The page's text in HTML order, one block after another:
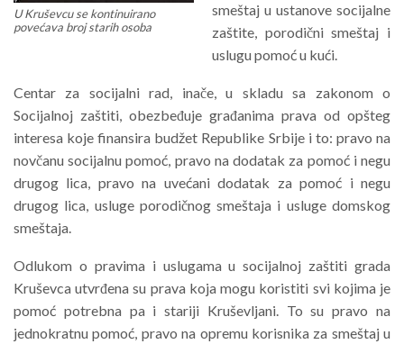
U Kruševcu se kontinuirano
povećava broj starih osoba
smeštaj u ustanove socijalne
zaštite, porodični smeštaj i
uslugu pomoć u kući.
Centar za socijalni rad, inače, u skladu sa zakonom o
Socijalnoj zaštiti, obezbeđuje građanima prava od opšteg
interesa koje finansira budžet Republike Srbije i to: pravo na
novčanu socijalnu pomoć, pravo na dodatak za pomoć i negu
drugog lica, pravo na uvećani dodatak za pomoć i negu
drugog lica, usluge porodičnog smeštaja i usluge domskog
smeštaja.
Odlukom o pravima i uslugama u socijalnoj zaštiti grada
Kruševca utvrđena su prava koja mogu koristiti svi kojima je
pomoć potrebna pa i stariji Kruševljani. To su pravo na
jednokratnu pomoć, pravo na opremu korisnika za smeštaj u